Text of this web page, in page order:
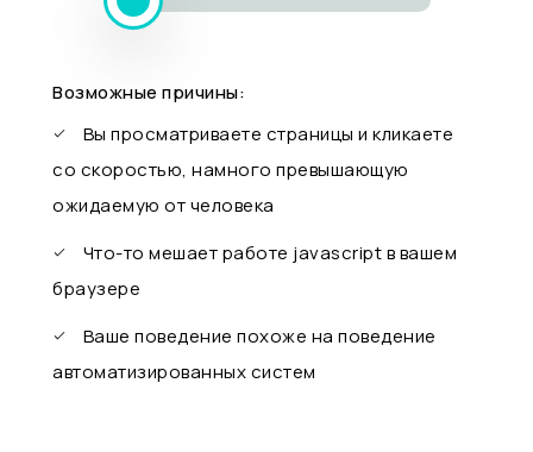
Возможные причины:
Вы просматриваете страницы и кликаете
со скоростью, намного превышающую
ожидаемую от человека
Что-то мешает работе javascript в вашем
браузере
Ваше поведение похоже на поведение
автоматизированных систем